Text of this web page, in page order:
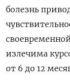
болезнь
излечима
от 6 до 12